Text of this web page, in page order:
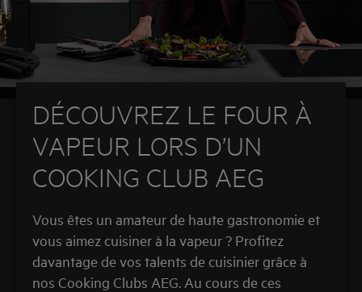
goûts, parsemer de Parmesan.
Vapeur intense 96°C / 40 min.
DÉCOUVREZ LE FOUR À
VAPEUR LORS D’UN
COOKING CLUB AEG
Vous êtes un amateur de haute gastronomie et
vous aimez cuisiner à la vapeur ? Profitez
davantage de vos talents de cuisinier grâce à
nos Cooking Clubs AEG. Au cours de ces